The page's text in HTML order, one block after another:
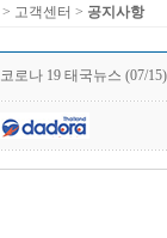
> 고객센터 > 공지사항
코로나 19 태국뉴스 (07/15)